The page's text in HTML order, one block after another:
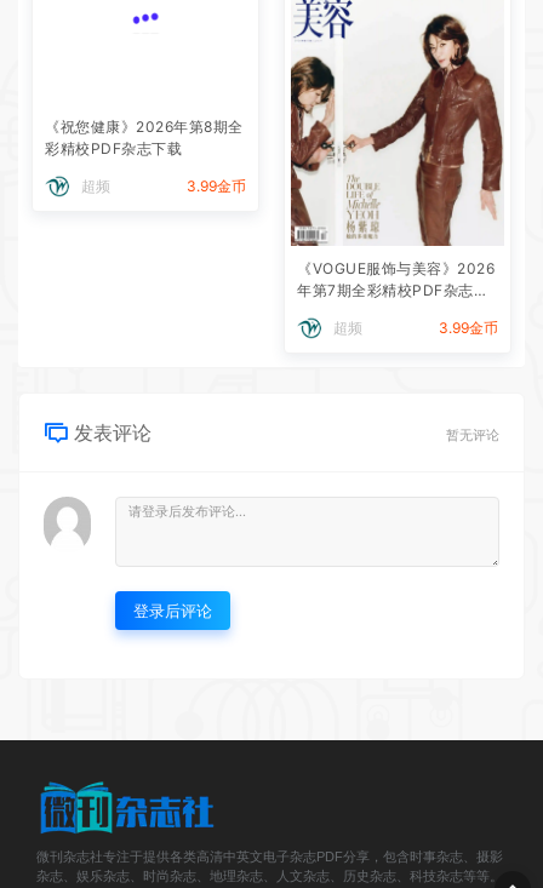
《祝您健康》2026年第8期全
彩精校PDF杂志下载
超频 3.99金币
《VOGUE服饰与美容》2026
年第7期全彩精校PDF杂志下
超频
3.99金币
发表评论 暂无评论
登录后评论
微刊杂志社专注于提供各类高清中英文电子杂志PDF分享，包含时事杂志、摄影
杂志、娱乐杂志、时尚杂志、地理杂志、人文杂志、历史杂志、科技杂志等等。